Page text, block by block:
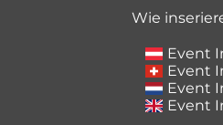
Wie
Event
Event
Event
Event